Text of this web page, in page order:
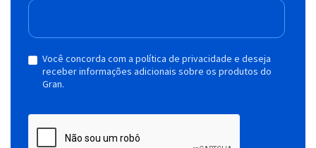
Você concorda com a política de privacidade e deseja
receber informações adicionais sobre os produtos do
Gran.